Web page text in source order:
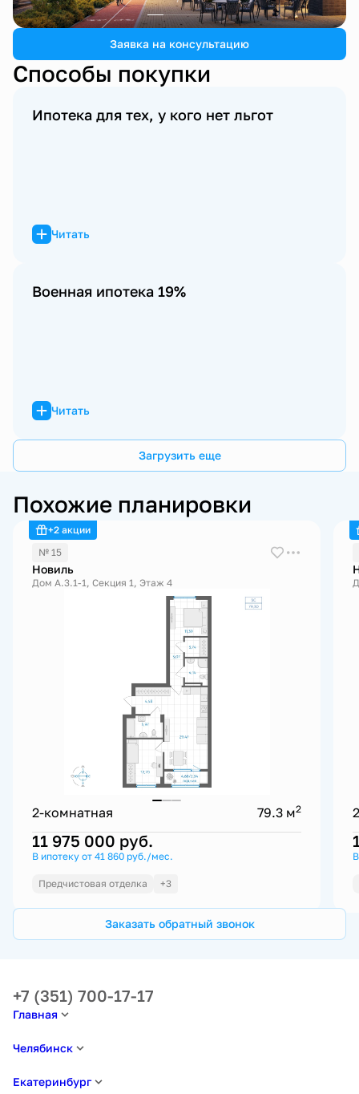
Заявка на консультацию
Способы покупки
Ипотека для тех, у кого нет льгот
Читать
Военная ипотека 19%
Читать
Загрузить еще
Похожие планировки
+2 акции
№ 15
Новиль
Дом А.3.1-1, Секция 1, Этаж 4
2-комнатная 79.3 м2
11 975 000 руб.
В ипотеку от 41 860 руб./мес.
Предчистовая отделка +3
Заказать обратный звонок
Главная
Челябинск
Екатеринбург
+7 (351) 700-17-17